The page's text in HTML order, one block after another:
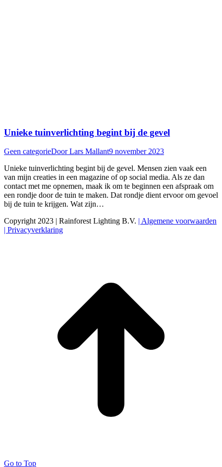
Unieke tuinverlichting begint bij de gevel
Geen categorieDoorLars Mallant9 november 2023
Unieke tuinverlichting begint bij de gevel. Mensen zien vaak een
van mijn creaties in een magazine of op social media. Als ze dan
contact met me opnemen, maak ik om te beginnen een afspraak om
een rondje door de tuin te maken. Dat rondje dient ervoor om gevoel
bij de tuin te krijgen. Wat zijn…
Copyright 2023 | Rainforest Lighting B.V. | Algemene voorwaarden
| Privacyverklaring
Go to Top